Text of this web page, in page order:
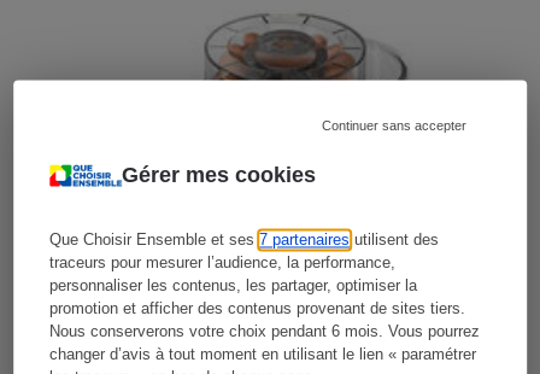
Gérer mes cookies
Que Choisir Ensemble et ses7 partenaires utilisent des
traceurs pour mesurer l’audience, la performance,
personnaliser les contenus, les partager, optimiser la
promotion et afficher des contenus provenant de sites tiers.
Nous conserverons votre choix pendant 6 mois. Vous pourrez
changer d’avis à tout moment en utilisant le lien « paramétrer
Continuer sans accepter